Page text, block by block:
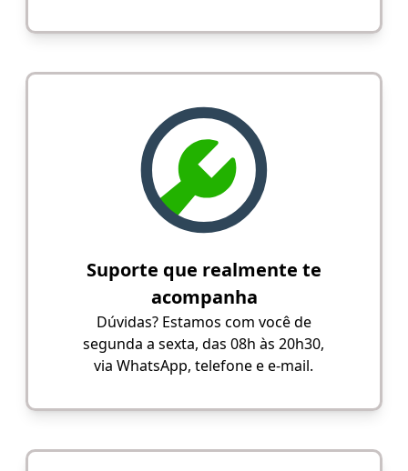
Suporte que realmente te
acompanha
Dúvidas? Estamos com você de
segunda a sexta, das 08h às 20h30,
via WhatsApp, telefone e e-mail.